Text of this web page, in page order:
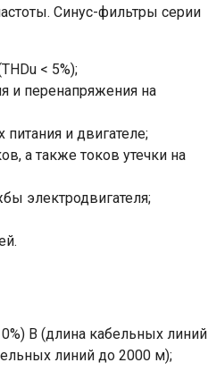
Синус-фильтры серии
< 5%);
и перенапряжения на
и двигателе;
а также токов утечки на
электродвигателя;
В (длина кабельных линий
линий до 2000 м);